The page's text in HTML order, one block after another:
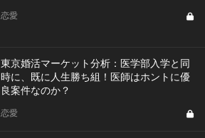
恋愛
東京婚活マーケット分析：医学部入学と同
時に、既に人生勝ち組！医師はホントに優
良案件なのか？
恋愛